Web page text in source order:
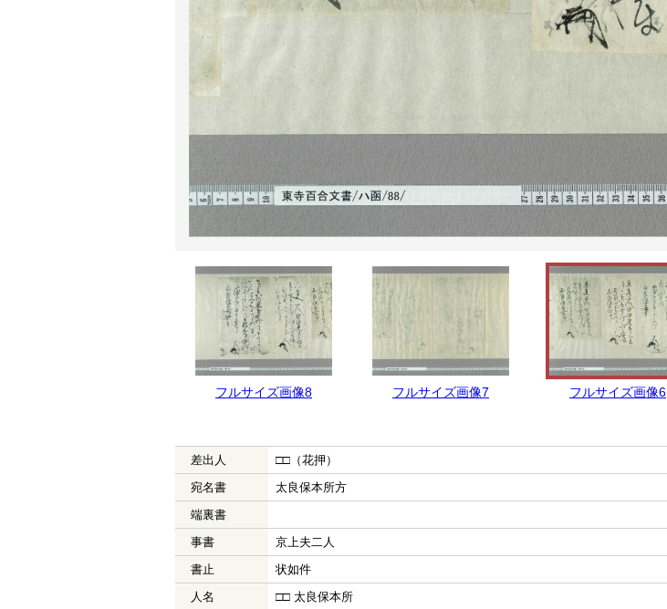
フルサイズ画像8 フルサイズ画像7 フルサイズ画像6
差出人
□□（花押）
宛名書
太良保本所方
端裏書
事書
京上夫二人
書止
状如件
人名
□□ 太良保本所